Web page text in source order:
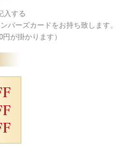
入する
ーズカードをお持ち致します。
が掛かります）